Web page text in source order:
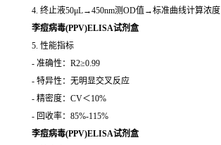
4. 终止液50μL→450nm测OD值→标准曲线计算浓度
李痘病毒(PPV)ELISA试剂盒
5. 性能指标
- 准确性：R2≥0.99
- 特异性：无明显交叉反应
- 精密度：CV＜10%
- 回收率：85%-115%
李痘病毒(PPV)ELISA试剂盒